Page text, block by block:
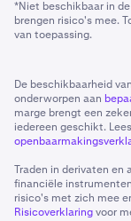
*Niet beschikbaar in
brengen risico's mee.
van toepassing.
De beschikbaarheid
onderworpen aan
marge brengt een
iedereen geschikt.
Traden in derivaten en
financiële
risico's met zich mee
Risicoverklaringvoor